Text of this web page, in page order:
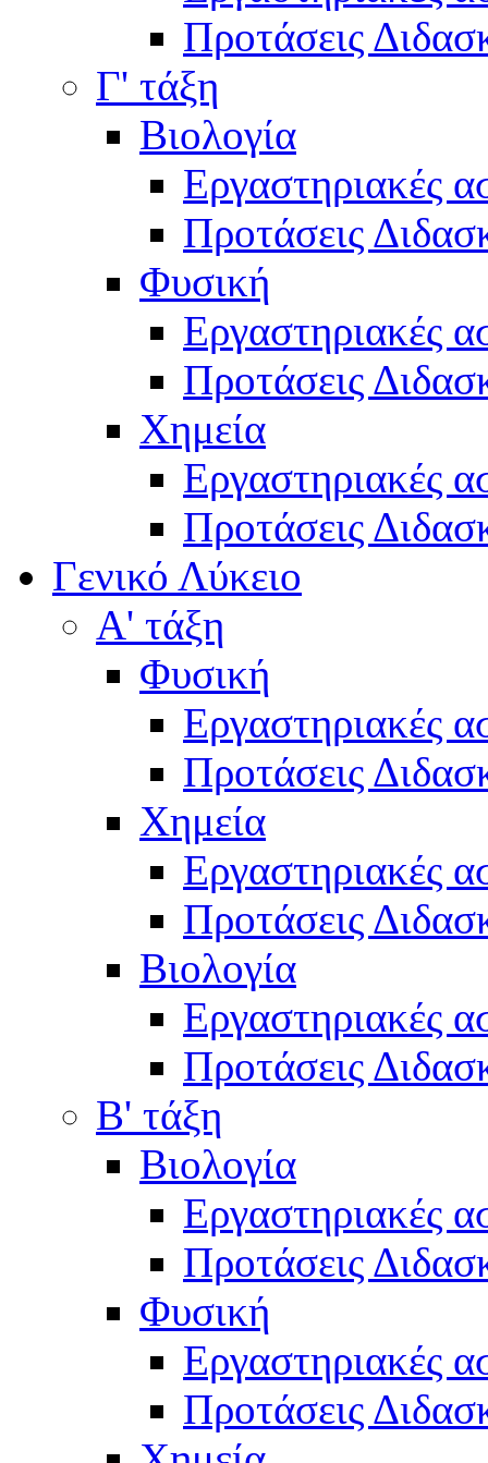
Προτάσεις
Γ' τάξη
Βιολογία
Εργαστηριακές
Προτάσεις
Φυσική
Εργαστηριακές
Προτάσεις
Χημεία
Εργαστηριακές
Προτάσεις
Γενικό Λύκειο
Α' τάξη
Φυσική
Εργαστηριακές
Προτάσεις
Χημεία
Εργαστηριακές
Προτάσεις
Βιολογία
Εργαστηριακές
Προτάσεις
Β' τάξη
Βιολογία
Εργαστηριακές
Προτάσεις
Φυσική
Εργαστηριακές
Προτάσεις